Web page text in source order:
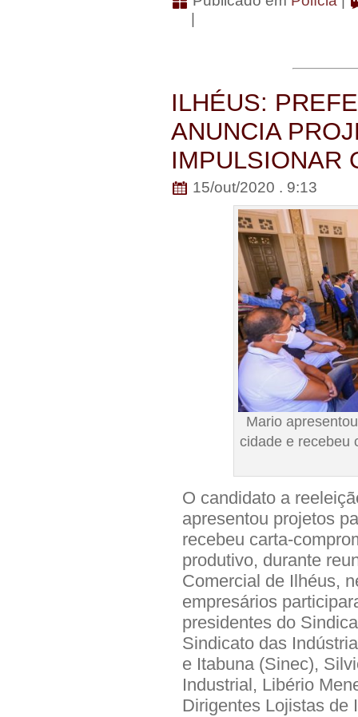
|
ILHÉUS:
ANUNCIA
IMPULSIONAR
15/out/2020 . 9:13
Mario
cidade e recebeu
O candidato a
apresentou projetos
recebeu carta-
produtivo, durante
Comercial de Ilhéus,
empresários
presidentes do
Sindicato das
e Itabuna (Sinec),
Industrial, Libério
Dirigentes Lojistas de